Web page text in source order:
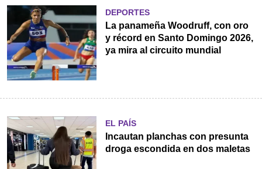
DEPORTES
La panameña Woodruff, con oro
y récord en Santo Domingo 2026,
ya mira al circuito mundial
EL PAÍS
Incautan planchas con presunta
droga escondida en dos maletas